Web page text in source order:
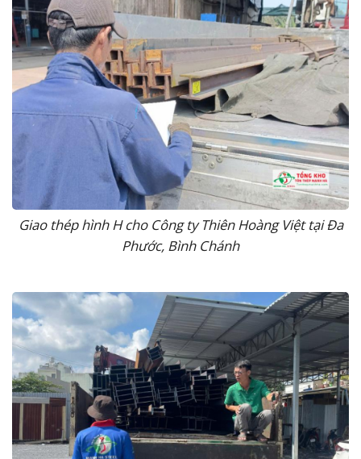
Giao thép hình H cho Công ty Thiên Hoàng Việt tại Đa
Phước, Bình Chánh